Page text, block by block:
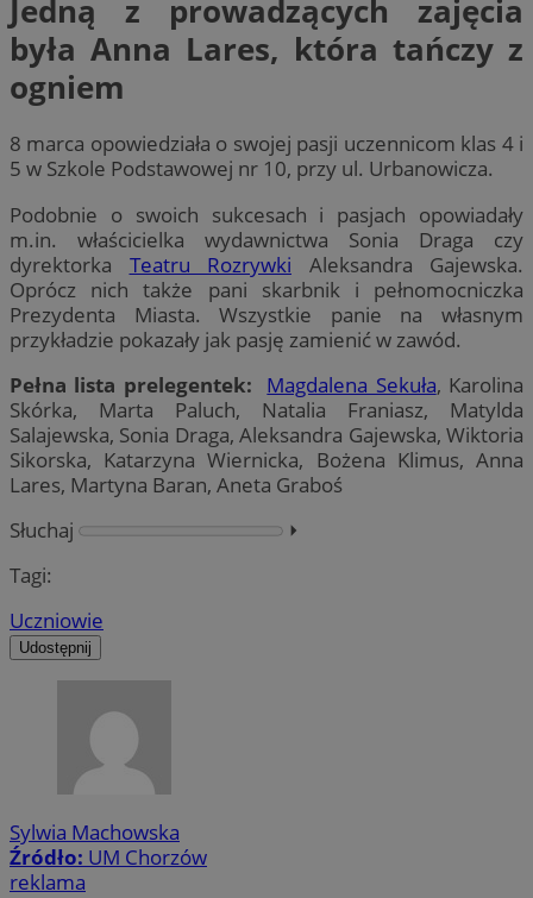
Jedną z prowadzących zajęcia
była Anna Lares, która tańczy z
ogniem
8 marca opowiedziała o swojej pasji uczennicom klas 4 i
5 w Szkole Podstawowej nr 10, przy ul. Urbanowicza.
Podobnie o swoich sukcesach i pasjach opowiadały
m.in. właścicielka wydawnictwa Sonia Draga czy
dyrektorka Teatru Rozrywki Aleksandra Gajewska.
Oprócz nich także pani skarbnik i pełnomocniczka
Prezydenta Miasta. Wszystkie panie na własnym
przykładzie pokazały jak pasję zamienić w zawód.
Pełna lista prelegentek:
Magdalena Sekuła, Karolina
Skórka, Marta Paluch, Natalia Franiasz, Matylda
Salajewska, Sonia Draga, Aleksandra Gajewska, Wiktoria
Sikorska, Katarzyna Wiernicka, Bożena Klimus, Anna
Lares, Martyna Baran, Aneta Graboś
Słuchaj
⏵︎
Tagi:
Uczniowie
Udostępnij
Sylwia Machowska
Źródło: UM Chorzów
reklama